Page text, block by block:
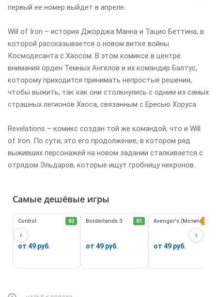
первый ее номер выйдет в апреле.
Will of Iron – история Джорджа Манна и Тацио Беттина, в
которой рассказывается о новом витке войны
Космодесанта с Хаосом. В этом комиксе в центре
внимания орден Темных Ангелов и их командир Балтус,
которому приходится принимать непростые решения,
чтобы выжить, так как они столкнулись с одним из самых
страшных легионов Хаоса, связанным с Ересью Хоруса.
Revelations – комикс создан той же командой, что и Will
of Iron. По сути, это его продолжение, в котором ряд
выживших персонажей на новом задании сталкивается с
отрядом Эльдаров, которые ищут гробницу некронов.
Самые дешёвые игры
‹ ›
82
Control
от 49 руб.
81
Borderlands 3
от 49 руб.
Avenger's (Мстители)
от 49 руб.